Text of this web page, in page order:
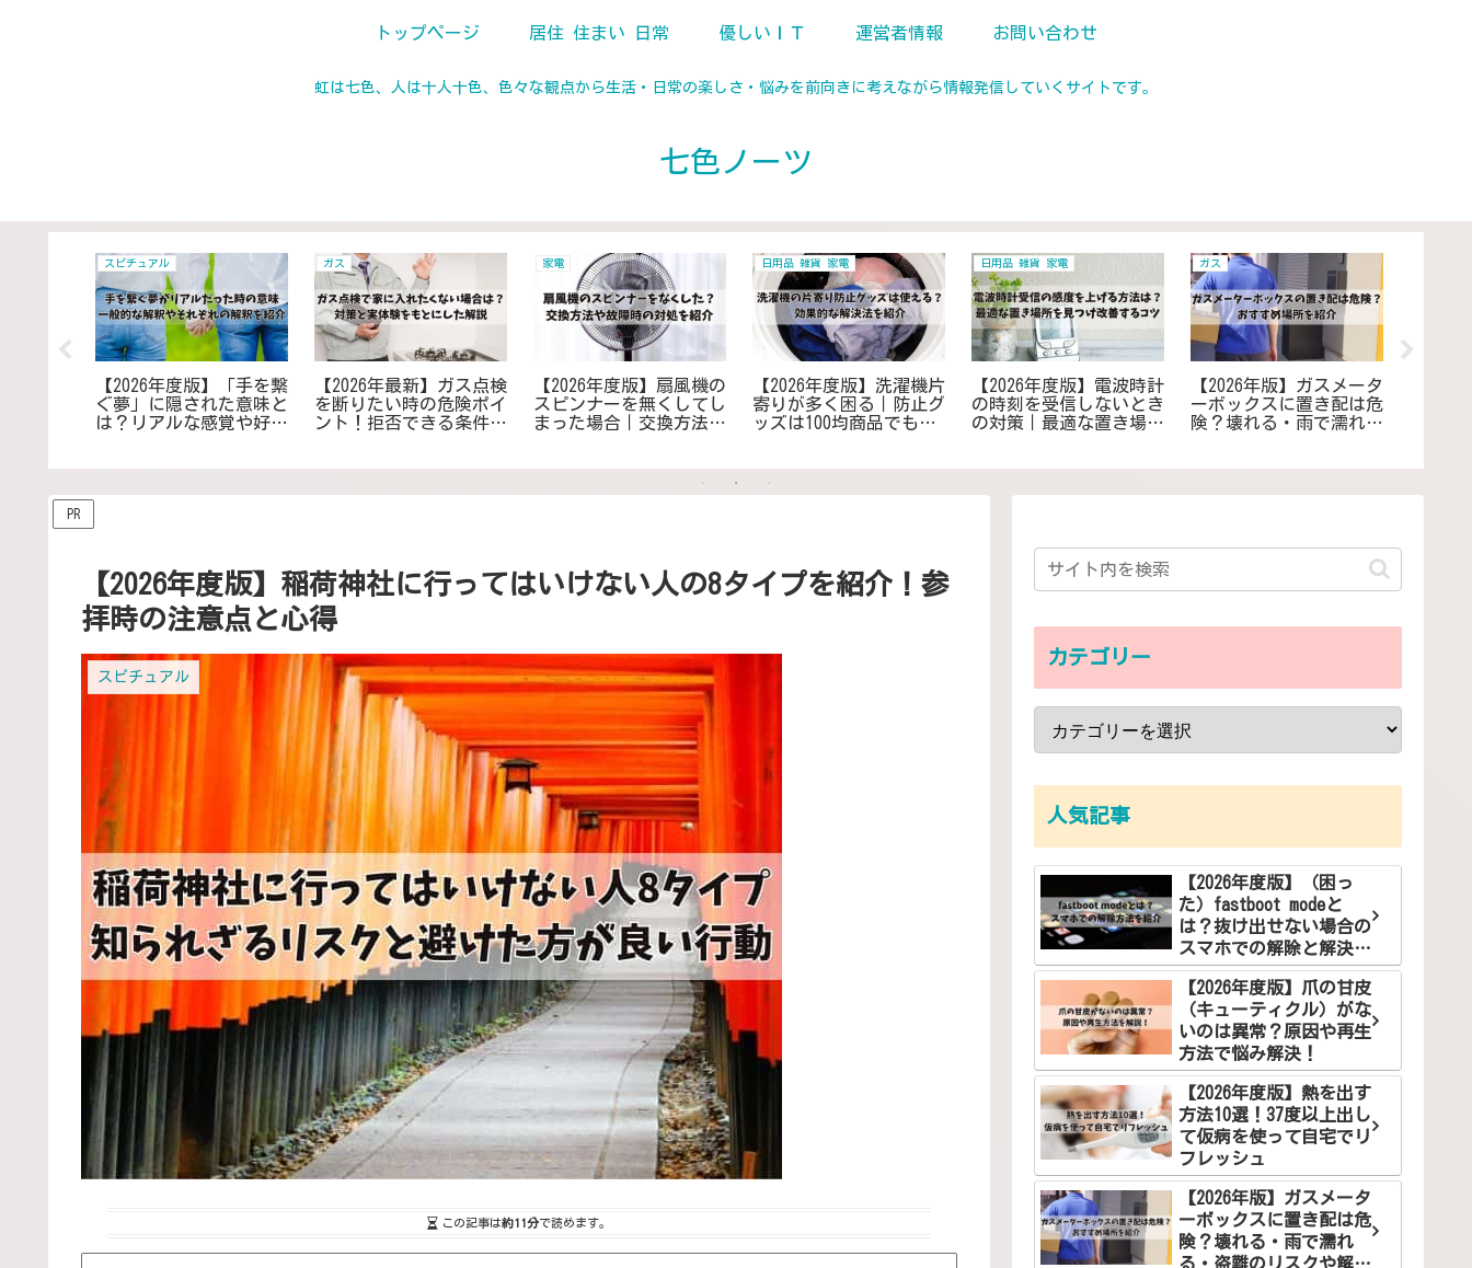
虹は七色、人は十人十色、色々な観点から生活・日常の楽しさ・悩みを前向きに考えながら情報発信していくサイトです。
七色ノーツ
トップページ 居住 住まい 日常 優しいＩＴ 運営者情報 お問い合わせ
スピチュアル
【2026年度版】「手を繋
ぐ夢」に隠された意味と
は？リアルな感覚や好き
ガス
【2026年最新】ガス点検
を断りたい時の危険ポイ
ント！拒否できる条件と
家電
【2026年度版】扇風機の
スピンナーを無くしてし
まった場合｜交換方法や
日用品 雑貨 家電
【2026年度版】洗濯機片
寄りが多く困る｜防止グ
ッズは100均商品でも使
日用品 雑貨 家電
【2026年度版】電波時計
の時刻を受信しないとき
の対策｜最適な置き場所
ガス
【2026年版】ガスメータ
ーボックスに置き配は危
険？壊れる・雨で濡れ
PR
【2026年度版】稲荷神社に行ってはいけない人の8タイプを紹介！参
拝時の注意点と心得
スピチュアル
この記事は約11分で読めます。
カテゴリー
人気記事
【2026年度版】（困っ
た）fastboot modeと
は？抜け出せない場合の
スマホでの解除と解決方
法
【2026年度版】爪の甘皮
（キューティクル）がな
いのは異常？原因や再生
方法で悩み解決！
【2026年度版】熱を出す
方法10選！37度以上出し
て仮病を使って自宅でリ
フレッシュ
【2026年版】ガスメータ
ーボックスに置き配は危
険？壊れる・雨で濡れ
る・盗難のリスクや解決